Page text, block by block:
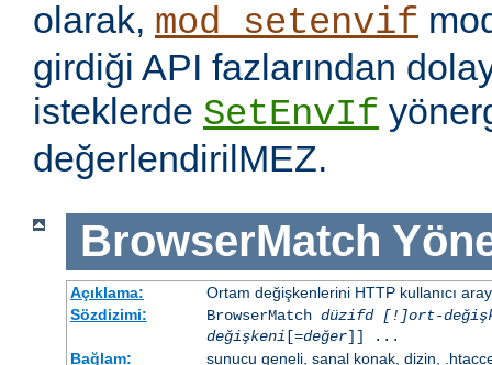
olarak, mod_setenvif
girdiği API fazlarından
isteklerde SetEnvIf
değerlendirilMEZ.
BrowserMatch
Açıklama:
Ortam değişkenlerini HTTP kullanıcı
Sözdizimi:
BrowserMatch düzifd [!]ort-
değişkeni [=değer]] ...
Bağlam:
sunucu geneli, sanal konak, dizin,